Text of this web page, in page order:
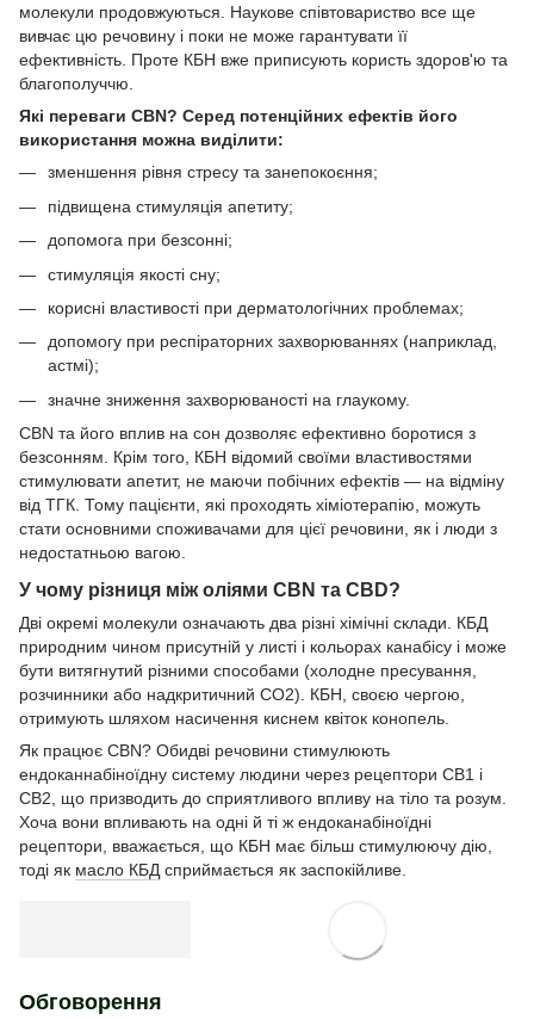
молекули продовжуються. Наукове співтовариство все ще
вивчає цю речовину і поки не може гарантувати її
ефективність. Проте КБН вже приписують користь здоров'ю та
благополуччю.
Які переваги CBN? Серед потенційних ефектів його
використання можна виділити:
зменшення рівня стресу та занепокоєння;
підвищена стимуляція апетиту;
допомога при безсонні;
стимуляція якості сну;
корисні властивості при дерматологічних проблемах;
допомогу при респіраторних захворюваннях (наприклад,
астмі);
значне зниження захворюваності на глаукому.
CBN та його вплив на сон дозволяє ефективно боротися з
безсонням. Крім того, КБН відомий своїми властивостями
стимулювати апетит, не маючи побічних ефектів — на відміну
від ТГК. Тому пацієнти, які проходять хіміотерапію, можуть
стати основними споживачами для цієї речовини, як і люди з
недостатньою вагою.
У чому різниця між оліями CBN та CBD?
Дві окремі молекули означають два різні хімічні склади. КБД
природним чином присутній у листі і кольорах канабісу і може
бути витягнутий різними способами (холодне пресування,
розчинники або надкритичний CO2). КБН, своєю чергою,
отримують шляхом насичення киснем квіток конопель.
Як працює CBN? Обидві речовини стимулюють
ендоканнабіноїдну систему людини через рецептори CB1 і
CB2, що призводить до сприятливого впливу на тіло та розум.
Хоча вони впливають на одні й ті ж ендоканабіноїдні
рецептори, вважається, що КБН має більш стимулюючу дію,
тоді як масло КБД сприймається як заспокійливе.
Обговорення